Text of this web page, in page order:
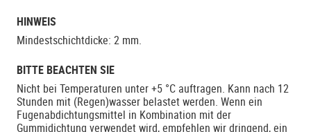
HINWEIS
Mindestschichtdicke: 2 mm.
BITTE BEACHTEN SIE
Nicht bei Temperaturen unter +5 °C auftragen. Kann nach 12
Stunden mit (Regen)wasser belastet werden. Wenn ein
Fugenabdichtungsmittel in Kombination mit der
Gummidichtung verwendet wird, empfehlen wir dringend, ein